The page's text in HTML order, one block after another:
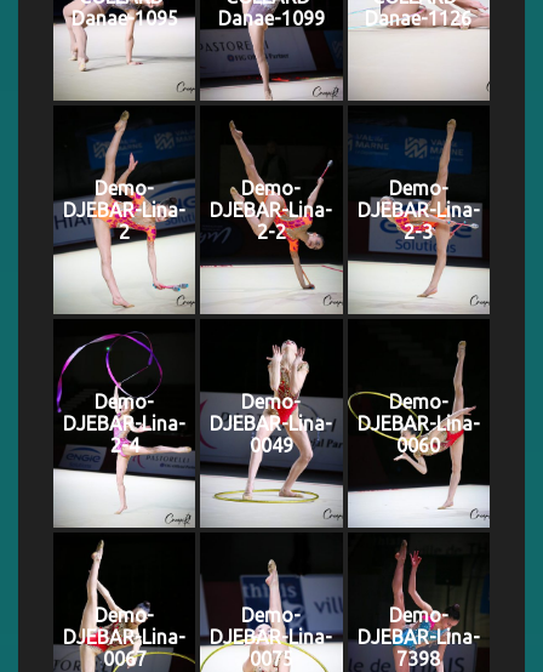
Danae-1095
Danae-1099
Danae-1126
Demo-
DJEBAR-Lina-
2
Demo-
DJEBAR-Lina-
2-2
Demo-
DJEBAR-Lina-
2-3
Demo-
DJEBAR-Lina-
2-4
Demo-
DJEBAR-Lina-
0049
Demo-
DJEBAR-Lina-
0060
Demo-
DJEBAR-Lina-
0067
Demo-
DJEBAR-Lina-
0075
Demo-
DJEBAR-Lina-
7398